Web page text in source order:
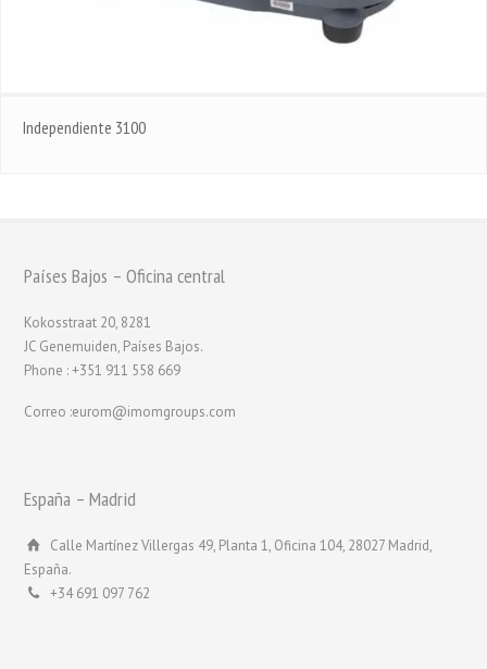
Independiente 3100
Países Bajos – Oficina central
Kokosstraat 20, 8281
JC Genemuiden, Países Bajos.
Phone : +351 911 558 669
Correo :eurom@imomgroups.com
España – Madrid
Calle Martínez Villergas 49, Planta 1, Oficina 104, 28027 Madrid,
España.
+34 691 097 762